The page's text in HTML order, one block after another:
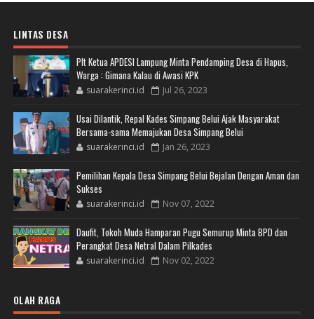
LINTAS DESA
Plt Ketua APDESI Lampung Minta Pendamping Desa di Hapus,
Warga : Gimana Kalau di Awasi KPK
suarakerinci.id Jul 26, 2023
Usai Dilantik, Repal Kades Simpang Belui Ajak Masyarakat
Bersama-sama Memajukan Desa Simpang Belui
suarakerinci.id Jan 26, 2023
Pemilihan Kepala Desa Simpang Belui Bejalan Dengan Aman dan
Sukses
suarakerinci.id Nov 07, 2022
Daufit, Tokoh Muda Hamparan Pugu Semurup Minta BPD dan
Perangkat Desa Netral Dalam Pilkades
suarakerinci.id Nov 02, 2022
OLAH RAGA